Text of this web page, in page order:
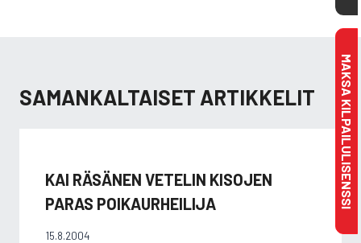
SAMANKALTAISET ARTIKKELIT
KAI RÄSÄNEN VETELIN KISOJEN
PARAS POIKAURHEILIJA
15.8.2004
MAKSA KILPAILULISENSSI